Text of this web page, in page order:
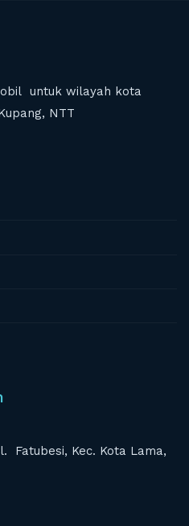
untuk wilayah kota
NTT
Fatubesi, Kec. Kota Lama,